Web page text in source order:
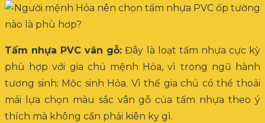
Tấm nhựa PVC vân gỗ: Đây là loạt tấm nhựa cực kỳ
phù hợp với gia chủ mệnh Hỏa, vì trong ngũ hành
tương sinh: Mộc sinh Hỏa. Vì thế gia chủ có thể thoải
mái lựa chọn màu sắc vân gỗ của tấm nhựa theo ý
thích mà không cần phải kiên kỵ gì.